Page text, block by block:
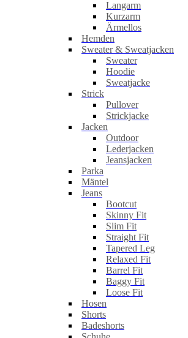
Langarm
Kurzarm
Ärmellos
Hemden
Sweater & Sweatjacken
Sweater
Hoodie
Sweatjacke
Strick
Pullover
Strickjacke
Jacken
Outdoor
Lederjacken
Jeansjacken
Parka
Mäntel
Jeans
Bootcut
Skinny Fit
Slim Fit
Straight Fit
Tapered Leg
Relaxed Fit
Barrel Fit
Baggy Fit
Loose Fit
Hosen
Shorts
Badeshorts